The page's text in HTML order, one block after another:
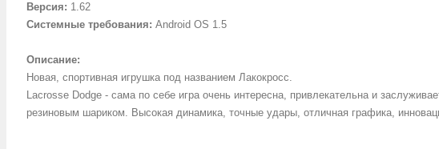
Версия: 1.62
Системные требования: Android OS 1.5
Описание:
Новая, спортивная игрушка под названием Лакокросс.
Lacrosse Dodge - сама по себе игра очень интересна, привлекательна и
резиновым шариком. Высокая динамика, точные удары, отличная графика,